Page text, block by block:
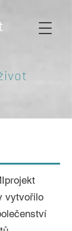
vytvořilo